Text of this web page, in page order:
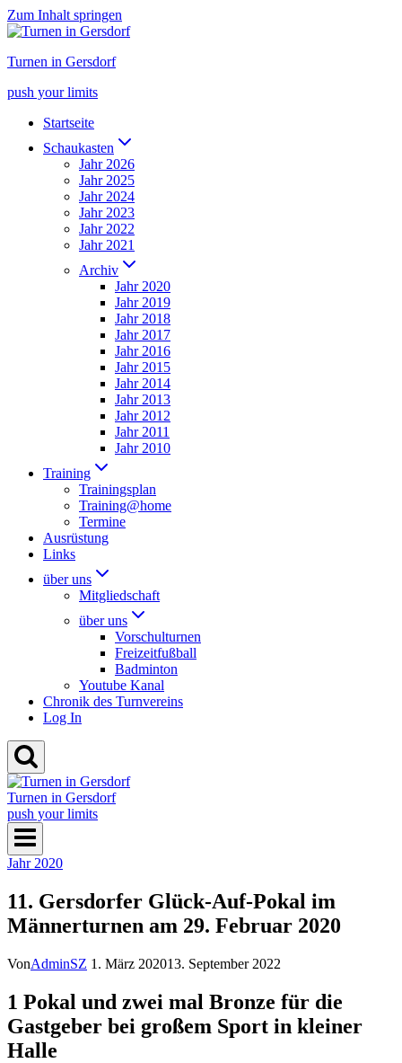
Zum Inhalt springen
Turnen in Gersdorf
push your limits
Startseite
Schaukasten
Jahr 2026
Jahr 2025
Jahr 2024
Jahr 2023
Jahr 2022
Jahr 2021
Archiv
Jahr 2020
Jahr 2019
Jahr 2018
Jahr 2017
Jahr 2016
Jahr 2015
Jahr 2014
Jahr 2013
Jahr 2012
Jahr 2011
Jahr 2010
Training
Trainingsplan
Training@home
Termine
Ausrüstung
Links
über uns
Mitgliedschaft
über uns
Vorschulturnen
Freizeitfußball
Badminton
Youtube Kanal
Chronik des Turnvereins
Log In
Turnen in Gersdorf
push your limits
Jahr 2020
11. Gersdorfer Glück-Auf-Pokal im
Männerturnen am 29. Februar 2020
VonAdminSZ 1. März 202013. September 2022
1 Pokal und zwei mal Bronze für die
Gastgeber bei großem Sport in kleiner
Halle